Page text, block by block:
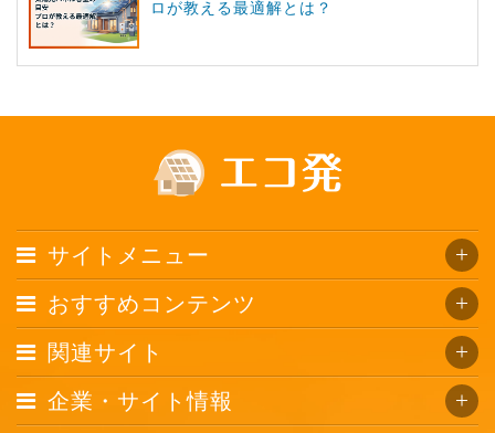
ロが教える最適解とは？
サイトメニュー
おすすめコンテンツ
関連サイト
企業・サイト情報